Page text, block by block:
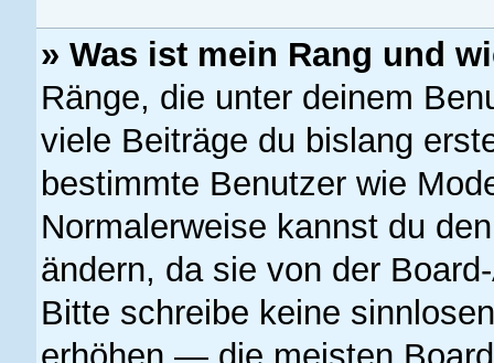
» Was ist mein Rang und
Ränge, die unter deinem
viele Beiträge du bislang
bestimmte Benutzer wie
Normalerweise kannst du
ändern, da sie von der
Bitte schreibe keine